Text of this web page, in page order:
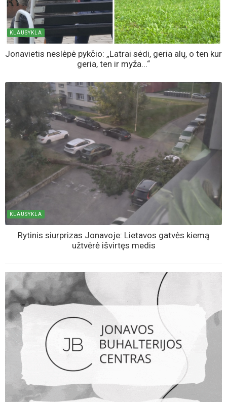
AKTUALIJOS
Vos už 2 200 eurų - Jonavos rajone parduodamas trijų
kambarių butas, tačiau yra viena svarbi detalė
KLAUSYKLA
Jonavietis neslėpė pykčio: „Latrai sėdi, geria alų, o ten kur
geria, ten ir myža...“